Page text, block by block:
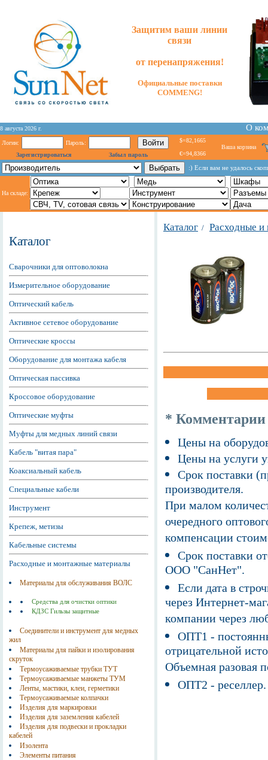
Защитим ваши линии
связи
от перенапряжения!
Официальные поставки
COMMENG!
8 августа 2026 г. О
Логин:
Пароль:
Зарегистрироваться
Забыл пароль
$=82,1665
€=94,8366
Ваша корзина
:) Если вам не удалось
На складе:
Каталог
Сварочники для оптоволокна
Измерительное оборудование
Оптический кабель
Активное сетевое оборудование
Оптические кроссы
Оборудование для монтажа кабеля
Оптическая пассивка
Кроссовое оборудование
Оптические муфты
Муфты для медных линий связи
Кабель "витая пара"
Коаксиальный кабель
Специальные кабели
Инструмент
Крепеж, метизы
Кабельные системы
Расходные и монтажные материалы
Материалы для обслуживания ВОЛС
Средства для очистки оптики
КДЗС Гильзы защитные
Соединители и инструмент для медных
жил
Материалы для пайки и изолирования
скруток
Термоусаживаемые трубки ТУТ
Термоусаживаемые манжеты ТУМ
Ленты, мастики, клеи, герметики
Термоусаживаемые колпачки
Изделия для маркировки
Изделия для заземления кабелей
Изделия для подвески и прокладки
кабелей
Изолента
Элементы питания
Каталог / Расходные
* Комментарии
Цены на
Цены на услуги
Срок поставки
производителя.
При малом
очередного
компенсации
Срок поставки
ООО "СанНет".
Если дата в
через Интернет-
компании через
ОПТ1 -
отрицательной
Объемная разовая
ОПТ2 -